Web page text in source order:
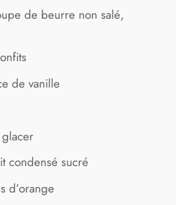
de beurre non salé,
de vanille
condensé sucré
d’orange